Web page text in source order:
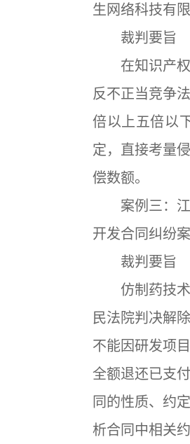
生网络科技有
裁判要旨
在知识产权
反不正当竞争
倍以上五倍以
定，直接考量
偿数额。
案例三：江
开发合同纠纷案
裁判要旨
仿制药技术
民法院判决解
不能因研发项
全额退还已支
同的性质、约
析合同中相关